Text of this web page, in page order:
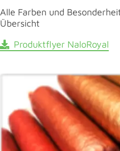
Alle Farben und
Übersicht
Produktflyer NaloRoyal